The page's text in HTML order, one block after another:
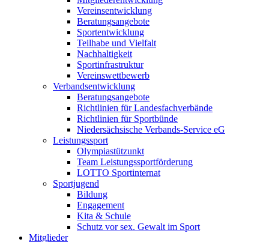
Vereinsentwicklung
Beratungsangebote
Sportentwicklung
Teilhabe und Vielfalt
Nachhaltigkeit
Sportinfrastruktur
Vereinswettbewerb
Verbandsentwicklung
Beratungsangebote
Richtlinien für Landesfachverbände
Richtlinien für Sportbünde
Niedersächsische Verbands-Service eG
Leistungssport
Olympiastützunkt
Team Leistungssportförderung
LOTTO Sportinternat
Sportjugend
Bildung
Engagement
Kita & Schule
Schutz vor sex. Gewalt im Sport
Mitglieder